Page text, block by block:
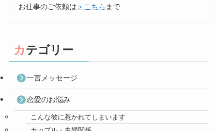
お仕事のご依頼は ＞こちら まで
カテゴリー
一言メッセージ
恋愛のお悩み
こんな彼に惹かれてしまいます